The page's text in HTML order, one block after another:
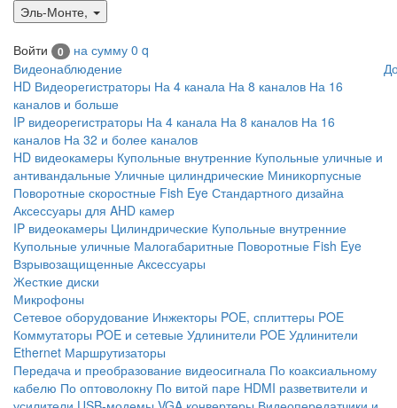
Эль-Монте,
Войти 0 на сумму 0 q
Видеонаблюдение
HD Видеорегистраторы На 4 канала На 8 каналов На 16
каналов и больше
IP видеорегистраторы На 4 канала На 8 каналов На 16
каналов На 32 и более каналов
HD видеокамеры Купольные внутренние Купольные уличные и
антивандальные Уличные цилиндрические Миникорпусные
Поворотные скоростные Fish Eye Стандартного дизайна
Аксессуары для AHD камер
IP видеокамеры Цилиндрические Купольные внутренние
Купольные уличные Малогабаритные Поворотные Fish Eye
Взрывозащищенные Аксессуары
Жесткие диски
Микрофоны
Сетевое оборудование Инжекторы POE, сплиттеры POE
Коммутаторы POE и сетевые Удлинители POE Удлинители
Ethernet Маршрутизаторы
Передача и преобразование видеосигнала По коаксиальному
кабелю По оптоволокну По витой паре HDMI разветвители и